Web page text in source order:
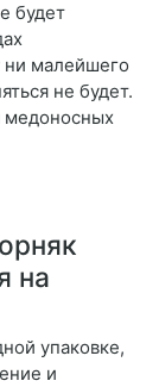
будет
ни малейшего
не будет.
медоносных
на
упаковке,
и